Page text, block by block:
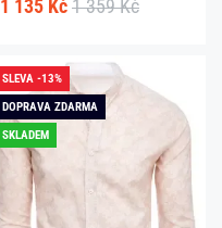
1 135 Kč 1 359 Kč
SLEVA -13%
DOPRAVA ZDARMA
SKLADEM